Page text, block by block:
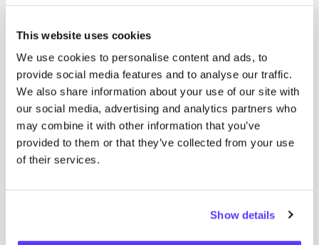
This website uses cookies
We use cookies to personalise content and ads, to
provide social media features and to analyse our traffic.
We also share information about your use of our site with
our social media, advertising and analytics partners who
may combine it with other information that you’ve
provided to them or that they’ve collected from your use
of their services.
Show details
Gerelateerde evenementen